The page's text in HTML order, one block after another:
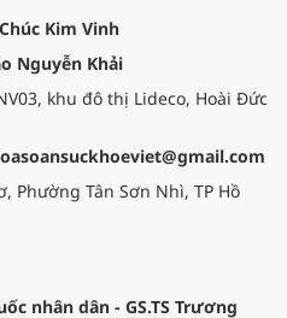
Kim Vinh
Nguyễn Khải
khu đô thị Lideco, Hoài Đức
Phường Tân Sơn Nhì, TP Hồ
nhân dân - GS.TS Trương